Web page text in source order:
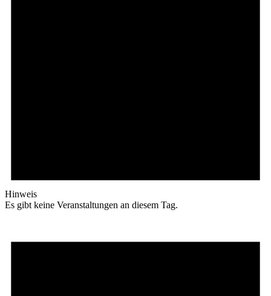
Hinweis
Es gibt keine Veranstaltungen an diesem Tag.